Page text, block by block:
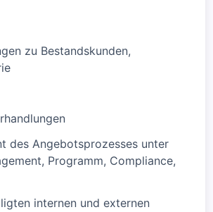
zu Bestandskunden,
des Angebotsprozesses unter
Programm, Compliance,
internen und externen